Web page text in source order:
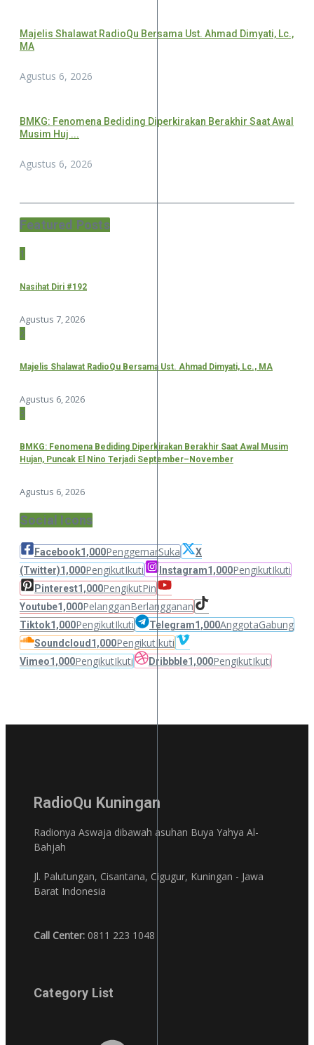
Majelis Shalawat RadioQu Bersama Ust. Ahmad Dimyati, Lc.,
MA
Agustus 6, 2026
BMKG: Fenomena Bediding Diperkirakan Berakhir Saat Awal
Musim Huj ...
Agustus 6, 2026
Featured Posts
1
Nasihat Diri #192
Agustus 7, 2026
2
Majelis Shalawat RadioQu Bersama Ust. Ahmad Dimyati, Lc., MA
Agustus 6, 2026
3
BMKG: Fenomena Bediding Diperkirakan Berakhir Saat Awal Musim
Hujan, Puncak El Nino Terjadi September–November
Agustus 6, 2026
Social Icons
Facebook1,000PenggemarSuka
X
(Twitter)1,000PengikutIkuti Instagram1,000PengikutIkuti
Pinterest1,000PengikutPin
Youtube1,000PelangganBerlangganan
Tiktok1,000PengikutIkuti Telegram1,000AnggotaGabung
Soundcloud 1,000PengikutIkuti
Vimeo1,000PengikutIkuti Dribbble1,000PengikutIkuti
RadioQu Kuningan
Radionya Aswaja dibawah asuhan Buya Yahya Al-
Bahjah
Jl. Palutungan, Cisantana, Cigugur, Kuningan - Jawa
Barat Indonesia
Call Center: 0811 223 1048
Category List